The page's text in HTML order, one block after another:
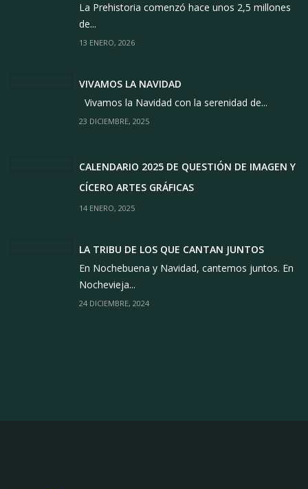
La Prehistoria comenzó hace unos 2,5 millones
de...
13 ENERO, 2026
VIVAMOS LA NAVIDAD
Vivamos la Navidad con la serenidad de...
23 DICIEMBRE, 2025
CALENDARIO 2025 DE QUESTIÓN DE IMAGEN Y
CÍCERO ARTES GRÁFICAS
14 ENERO, 2025
LA TRIBU DE LOS QUE CANTAN JUNTOS
En Nochebuena y Navidad, cantemos juntos. En
Nochevieja...
24 DICIEMBRE, 2024